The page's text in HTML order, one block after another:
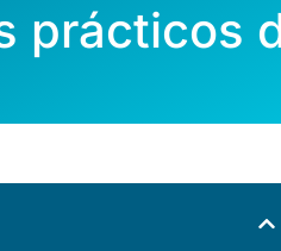
prácticos